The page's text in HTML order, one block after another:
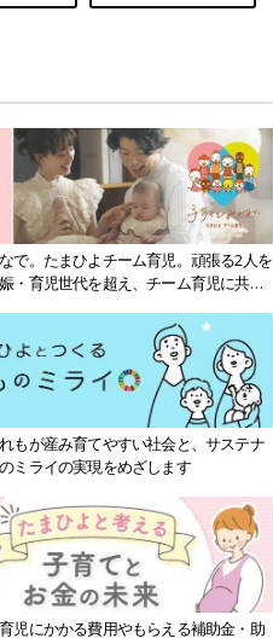
で。たまひよチーム育児。頑張る2人を
・育児世代を超え、チーム育児に共感
もが産み育てやすい社会と、サステナ
ミライの実現をめざします
児にかかる費用やもらえる補助金・助